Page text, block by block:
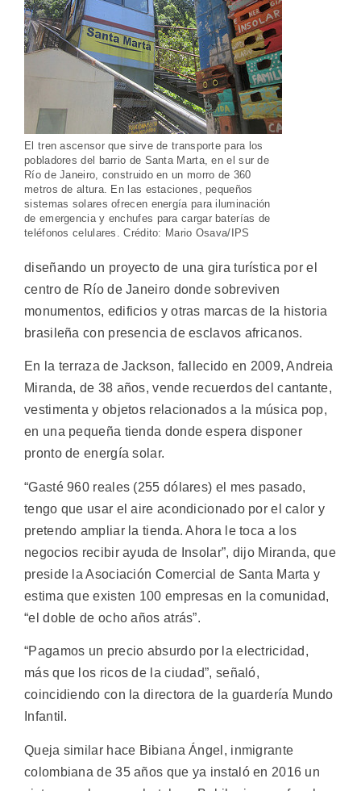
El tren ascensor que sirve de transporte para los
pobladores del barrio de Santa Marta, en el sur de
Río de Janeiro, construido en un morro de 360
metros de altura. En las estaciones, pequeños
sistemas solares ofrecen energía para iluminación
de emergencia y enchufes para cargar baterías de
teléfonos celulares. Crédito: Mario Osava/IPS
diseñando un proyecto de una gira turística por el
centro de Río de Janeiro donde sobreviven
monumentos, edificios y otras marcas de la historia
brasileña con presencia de esclavos africanos.
En la terraza de Jackson, fallecido en 2009, Andreia
Miranda, de 38 años, vende recuerdos del cantante,
vestimenta y objetos relacionados a la música pop,
en una pequeña tienda donde espera disponer
pronto de energía solar.
“Gasté 960 reales (255 dólares) el mes pasado,
tengo que usar el aire acondicionado por el calor y
pretendo ampliar la tienda. Ahora le toca a los
negocios recibir ayuda de Insolar”, dijo Miranda, que
preside la Asociación Comercial de Santa Marta y
estima que existen 100 empresas en la comunidad,
“el doble de ocho años atrás”.
“Pagamos un precio absurdo por la electricidad,
más que los ricos de la ciudad”, señaló,
coincidiendo con la directora de la guardería Mundo
Infantil.
Queja similar hace Bibiana Ángel, inmigrante
colombiana de 35 años que ya instaló en 2016 un